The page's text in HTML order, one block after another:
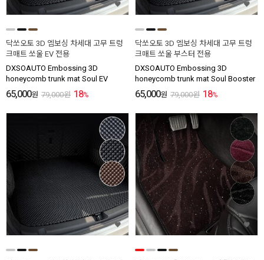
닥쏘오토 3D 엠보싱 차세대 고무 트렁
크매트 쏘울 EV 전용
DXSOAUTO Embossing 3D
honeycomb trunk mat Soul EV
65,000원 79,000원 18%
닥쏘오토 3D 엠보싱 차세대 고무 트렁
크매트 쏘울 부스터 전용
DXSOAUTO Embossing 3D
honeycomb trunk mat Soul Booster
65,000원 79,000원 18%